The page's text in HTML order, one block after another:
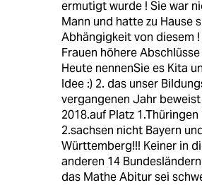
ermutigt wurde ! Sie war
Mann und hatte zu Hause
Abhängigkeit von diesem
Frauen höhere
Heute nennenSie es Kita
Idee :) 2. das unser
vergangenen Jahr
2018.auf Platz
2.sachsen nicht Bayern
Württemberg!!! Keiner in
anderen 14
das Mathe Abitur sei